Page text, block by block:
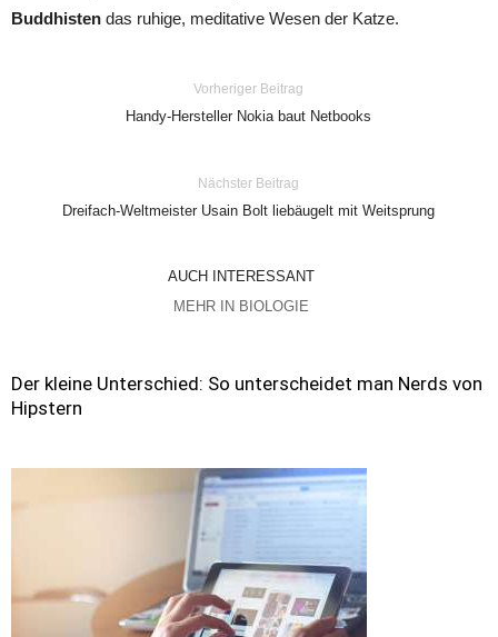
Buddhisten das ruhige, meditative Wesen der Katze.
Vorheriger Beitrag
Handy-Hersteller Nokia baut Netbooks
Nächster Beitrag
Dreifach-Weltmeister Usain Bolt liebäugelt mit Weitsprung
AUCH INTERESSANT
MEHR IN BIOLOGIE
Der kleine Unterschied: So unterscheidet man Nerds von
Hipstern